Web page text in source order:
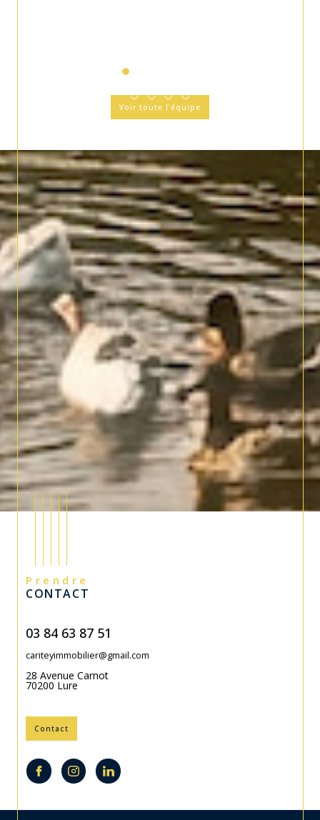
Voir toute l'équipe
Prendre
CONTACT
03 84 63 87 51
cariteyimmobilier@gmail.com
28 Avenue Carnot
70200 Lure
Contact